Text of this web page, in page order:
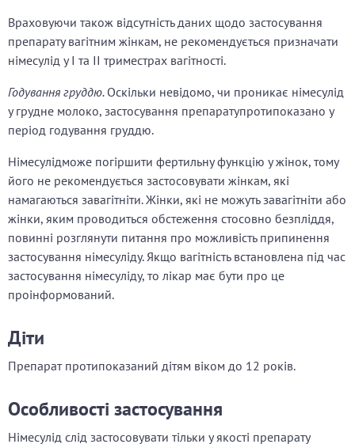
Враховуючи також відсутність даних щодо застосування
препарату вагітним жінкам, не рекомендується призначати
німесулід у І та ІІ триместрах вагітності.
Годування груддю. Оскільки невідомо, чи проникає німесулід
у грудне молоко, застосування препаратупротипоказано у
період годування груддю.
Німесулідможе погіршити фертильну функцію у жінок, тому
його не рекомендується застосовувати жінкам, які
намагаються завагітніти. Жінки, які не можуть завагітніти або
жінки, яким проводиться обстеження стосовно безпліддя,
повинні розглянути питання про можливість припинення
застосування німесуліду. Якщо вагітність встановлена під час
застосування німесуліду, то лікар має бути про це
проінформований.
Діти
Препарат протипоказаний дітям віком до 12 років.
Особливості застосування
Німесулід слід застосовувати тільки у якості препарату